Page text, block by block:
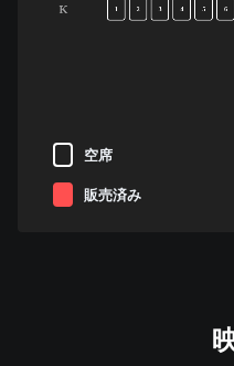
K 1 2 3 4 5 6
空席
販売済み